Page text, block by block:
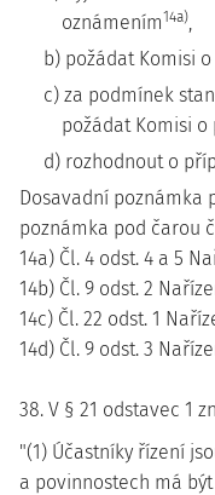
oznámením14a),
b) požádat Komisi
c) za podmínek
požádat Komisi
d) rozhodnout o
Dosavadní poznámka
poznámka pod čarou
14a) Čl. 4 odst. 4 a 5
14b) Čl. 9 odst. 2
14c) Čl. 22 odst. 1
14d) Čl. 9 odst. 3
38. V § 21 odstavec 1
"(1) Účastníky řízení
a povinnostech má